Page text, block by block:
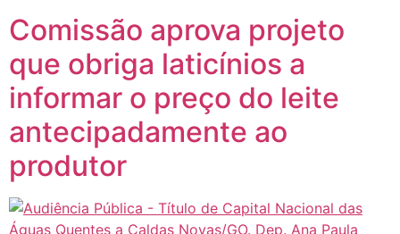
Comissão aprova projeto
que obriga laticínios a
informar o preço do leite
antecipadamente ao
produtor